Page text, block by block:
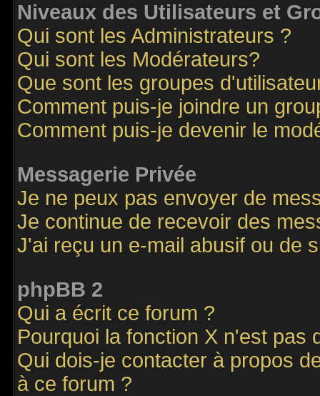
Niveaux des Utilisateurs et
Qui sont les Administrateurs ?
Qui sont les Modérateurs?
Que sont les groupes
Comment puis-je joindre un
Comment puis-je devenir le
Messagerie Privée
Je ne peux pas envoyer de
Je continue de recevoir des
J'ai reçu un e-mail abusif ou de
phpBB 2
Qui a écrit ce forum ?
Pourquoi la fonction X n'est pas
Qui dois-je contacter à propos
à ce forum ?